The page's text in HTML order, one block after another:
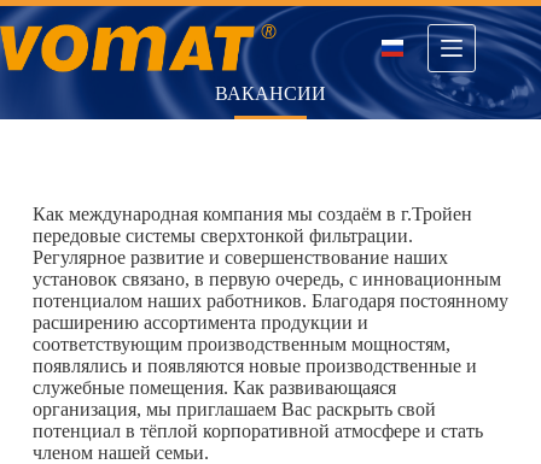
Перейти
к
содержимому
ВАКАНСИИ
Как международная компания мы создаём в г.Тройен
передовые системы сверхтонкой фильтрации.
Регулярное развитие и совершенствование наших
установок связано, в первую очередь, с инновационным
потенциалом наших работников. Благодаря постоянному
расширению ассортимента продукции и
соответствующим производственным мощностям,
появлялись и появляются новые производственные и
служебные помещения. Как развивающаяся
организация, мы приглашаем Вас раскрыть свой
потенциал в тёплой корпоративной атмосфере и стать
членом нашей семьи.